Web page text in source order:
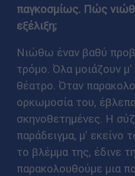
παγκοσμίως. Πώς
εξέλιξη;
Νιώθω έναν βαθύ
τρόμο. Όλα μοιάζουν
θέατρο. Όταν
ορκωμοσία του,
σκηνοθετημένες. Η
παράδειγμα, μ' εκείνο
το βλέμμα της, έδινε
παρακολουθούμε μια